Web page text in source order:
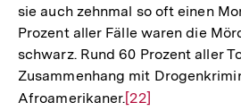
sie auch zehnmal so oft einen
Prozent aller Fälle waren die
schwarz. Rund 60 Prozent aller
Zusammenhang mit
Afroamerikaner.Zur
[22]